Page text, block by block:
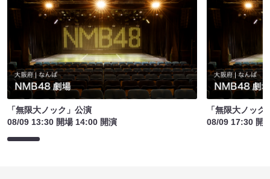
「無限大ノック」公演
08/09 13:30 開場 14:00 開演
「無限大ノック
08/09 17:30 開